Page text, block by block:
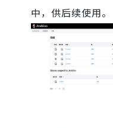
中，供后续使用。